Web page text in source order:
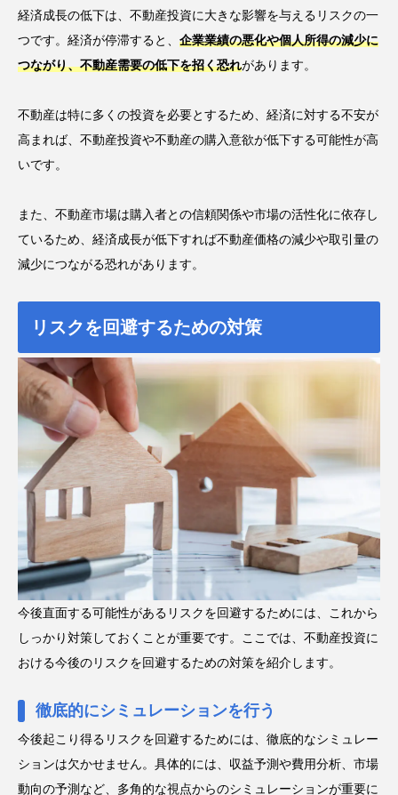
経済成長の低下は、不動産投資に大きな影響を与えるリスクの一
つです。経済が停滞すると、 企業業績の悪化や個人所得の減少に
つながり、不動産需要の低下を招く恐れがあります。
不動産は特に多くの投資を必要とするため、経済に対する不安が
高まれば、不動産投資や不動産の購入意欲が低下する可能性が高
いです。
また、不動産市場は購入者との信頼関係や市場の活性化に依存し
ているため、経済成長が低下すれば不動産価格の減少や取引量の
減少につながる恐れがあります。
リスクを回避するための対策
今後直面する可能性があるリスクを回避するためには、これから
しっかり対策しておくことが重要です。ここでは、不動産投資に
おける今後のリスクを回避するための対策を紹介します。
徹底的にシミュレーションを行う
今後起こり得るリスクを回避するためには、徹底的なシミュレー
ションは欠かせません。具体的には、収益予測や費用分析、市場
動向の予測など、多角的な視点からのシミュレーションが重要に